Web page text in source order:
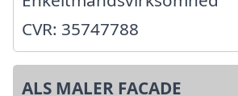
CVR: 35747788
ALS MALER FACADE